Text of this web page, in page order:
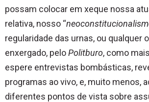
possam colocar em xeque nossa
relativa, nosso “
regularidade das urnas, ou qualquer
enxergado, peloPolitburo, como
espere entrevistas bombásticas,
programas ao vivo, e, muito menos,
diferentes pontos de vista sobre